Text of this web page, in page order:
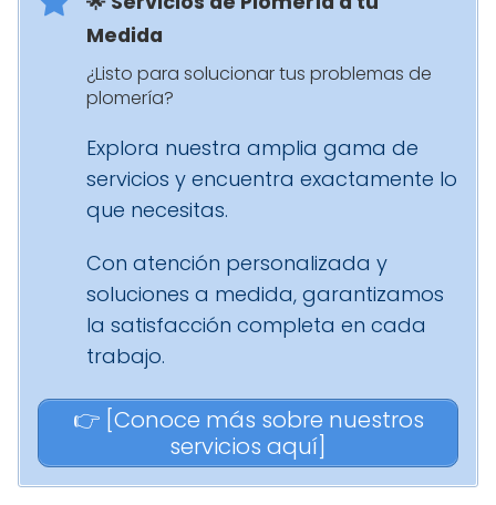
Medida
¿Listo para solucionar tus problemas de
plomería?
Explora nuestra amplia gama de
servicios y encuentra exactamente lo
que necesitas.
Con atención personalizada y
soluciones a medida, garantizamos
la satisfacción completa en cada
trabajo.
👉 [Conoce más sobre nuestros
servicios aquí]